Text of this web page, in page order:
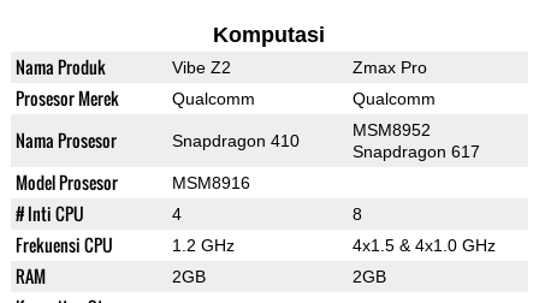
Komputasi
Nama Produk Vibe Z2 Zmax Pro
Prosesor Merek Qualcomm Qualcomm
Nama Prosesor Snapdragon 410
MSM8952
Snapdragon 617
Model Prosesor MSM8916
# Inti CPU 4 8
Frekuensi CPU 1.2 GHz 4x1.5 & 4x1.0 GHz
RAM 2GB 2GB